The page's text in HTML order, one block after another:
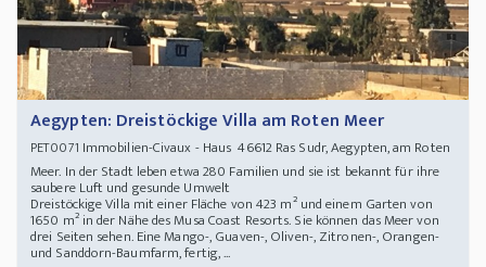
Aegypten: Dreistöckige Villa am Roten Meer
PET0071 Immobilien-Civaux - Haus 46612 Ras Sudr, Aegypten, am Roten
Meer. In der Stadt leben etwa 280 Familien und sie ist bekannt für ihre
saubere Luft und gesunde Umwelt
Dreistöckige Villa mit einer Fläche von 423 m² und einem Garten von
1650 m² in der Nähe des Musa Coast Resorts. Sie können das Meer von
drei Seiten sehen. Eine Mango-, Guaven-, Oliven-, Zitronen-, Orangen-
und Sanddorn-Baumfarm, fertig, ...